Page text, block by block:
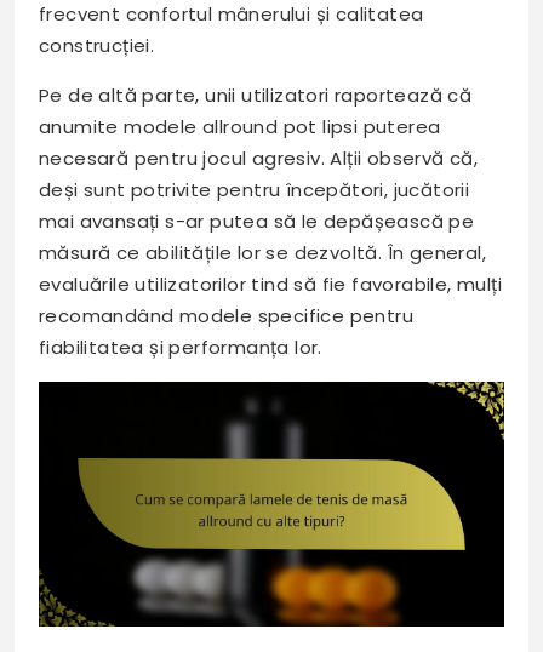
frecvent confortul mânerului și calitatea
construcției.
Pe de altă parte, unii utilizatori raportează că
anumite modele allround pot lipsi puterea
necesară pentru jocul agresiv. Alții observă că,
deși sunt potrivite pentru începători, jucătorii
mai avansați s-ar putea să le depășească pe
măsură ce abilitățile lor se dezvoltă. În general,
evaluările utilizatorilor tind să fie favorabile, mulți
recomandând modele specifice pentru
fiabilitatea și performanța lor.